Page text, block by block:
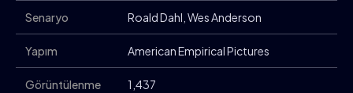
Senaryo Roald Dahl, Wes Anderson
Yapım American Empirical Pictures
Görüntülenme 1,437